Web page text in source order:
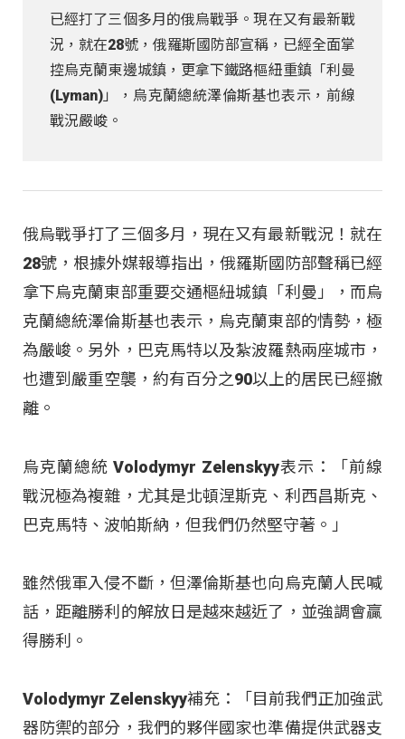
已經打了三個多月的俄烏戰爭。現在又有最新戰
況，就在28號，俄羅斯國防部宣稱，已經全面掌
控烏克蘭東邊城鎮，更拿下鐵路樞紐重鎮「利曼
(Lyman)」，烏克蘭總統澤倫斯基也表示，前線
戰況嚴峻。
俄烏戰爭打了三個多月，現在又有最新戰況！就在
28號，根據外媒報導指出，俄羅斯國防部聲稱已經
拿下烏克蘭東部重要交通樞紐城鎮「利曼」，而烏
克蘭總統澤倫斯基也表示，烏克蘭東部的情勢，極
為嚴峻。另外，巴克馬特以及紮波羅熱兩座城市，
也遭到嚴重空襲，約有百分之90以上的居民已經撤
離。
烏克蘭總統 Volodymyr Zelenskyy表示：「前線
戰況極為複雜，尤其是北頓涅斯克、利西昌斯克、
巴克馬特、波帕斯納，但我們仍然堅守著。」
雖然俄軍入侵不斷，但澤倫斯基也向烏克蘭人民喊
話，距離勝利的解放日是越來越近了，並強調會贏
得勝利。
Volodymyr Zelenskyy補充：「目前我們正加強武
器防禦的部分，我們的夥伴國家也準備提供武器支